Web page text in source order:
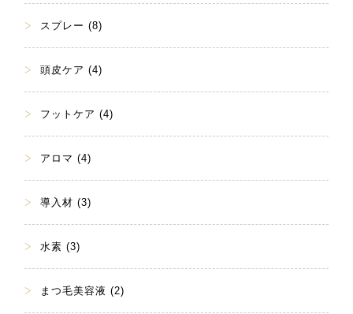
スプレー (8)
頭皮ケア (4)
フットケア (4)
アロマ (4)
導入材 (3)
水素 (3)
まつ毛美容液 (2)